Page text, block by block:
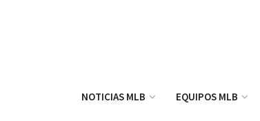
NOTICIAS MLB EQUIPOS MLB